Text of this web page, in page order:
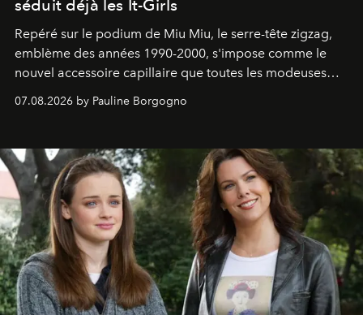
séduit déjà les It-Girls
Repéré sur le podium de Miu Miu, le serre-tête zigzag,
emblème des années 1990-2000, s'impose comme le
nouvel accessoire capillaire que toutes les modeuses
07.08.2026 by Pauline Borgogno